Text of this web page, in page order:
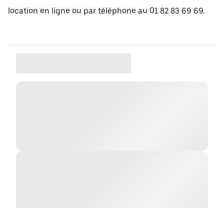
location en ligne ou par téléphone au 01 82 83 69 69.